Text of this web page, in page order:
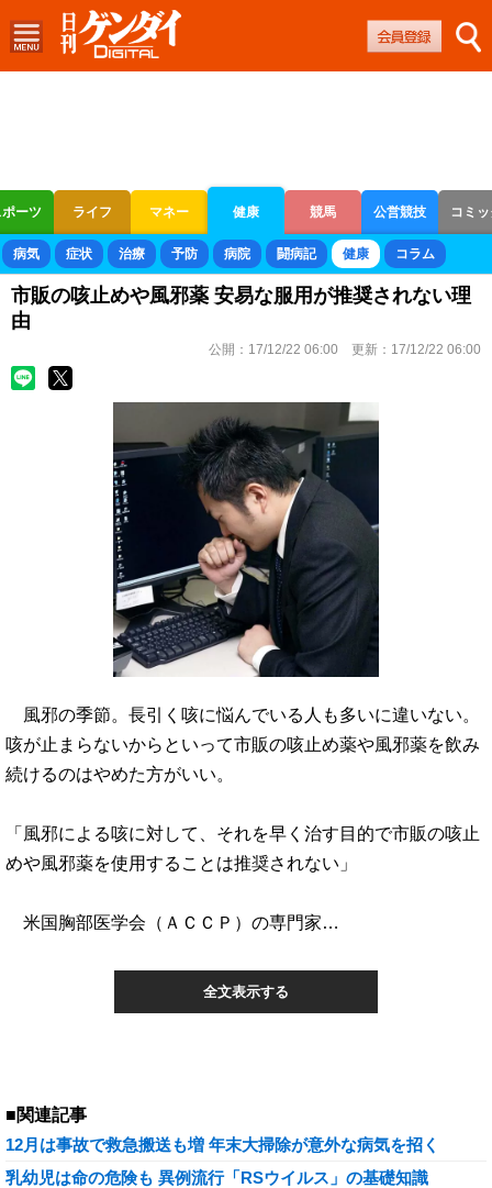
ーツ ライフ マネー 健康 競馬 公営競技 コミ
ボートレース 競輪 オートレース
病気 症状 治療 予防 病院 闘病記 健康 コラム
市販の咳止めや風邪薬 安易な服用が推奨されない理
由
公開： 17/12/22 06:00 更新： 17/12/22 06:00
風邪の季節。長引く咳に悩んでいる人も多いに違いない。
咳が止まらないからといって市販の咳止め薬や風邪薬を飲み
続けるのはやめた方がいい。
「風邪による咳に対して、それを早く治す目的で市販の咳止
めや風邪薬を使用することは推奨されない」
米国胸部医学会（ＡＣＣＰ）の専門家…
全文表示する
■関連記事
12月は事故で救急搬送も増 年末大掃除が意外な病気を招く
乳幼児は命の危険も 異例流行「RSウイルス」の基礎知識